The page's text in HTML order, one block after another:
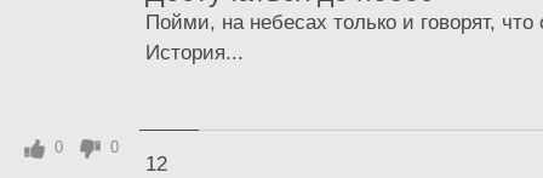
Пойми, на небесах только и говорят, что
История...
12
0 0